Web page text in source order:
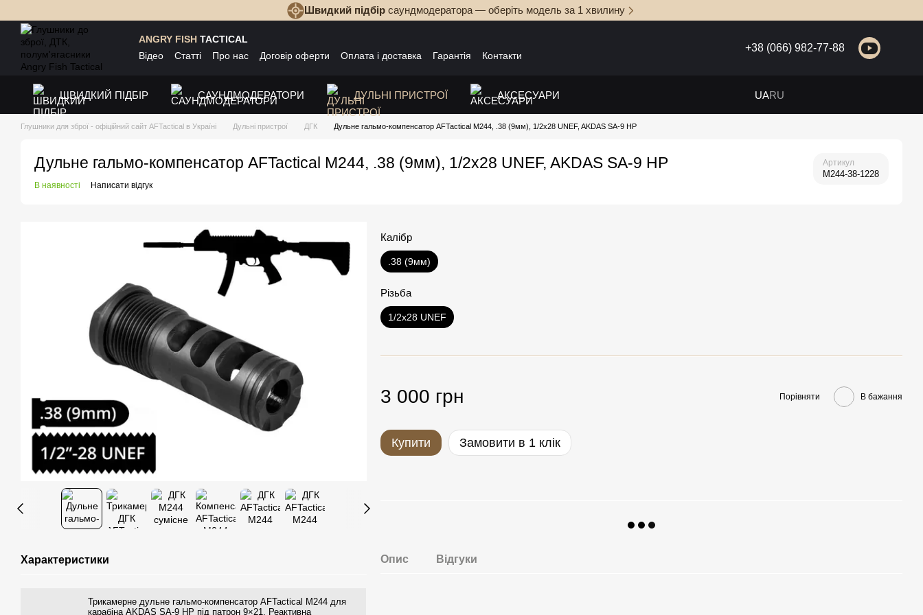
Швидкий підбірсаундмодератора — оберіть модель за 1 хвилину
ANGRY FISH TACTICAL
Відео
Статті Про нас Договір оферти Оплата і доставка Гарантія Контакти
+38 (066) 982-77-88
ШВИДКИЙ ПІДБІР САУНДМОДЕРАТОРИ ДУЛЬНІ ПРИСТРОЇ АКСЕСУАРИ UARU
Глушники для зброї - офіційний сайт AFTactical в Україні Дульні пристрої ДГК Дульне гальмо-компенсатор AFTactical M244, .38 (9мм), 1/2x28 UNEF, AKDAS SA-9 HP
Дульне гальмо-компенсатор AFTactical M244, .38 (9мм), 1/2x28 UNEF, AKDAS SA-9 HP Артикул
M244-38-1228
В наявності Написати відгук
Характеристики
Трикамерне дульне гальмо-компенсатор AFTactical M244 для
карабіна AKDAS SA-9 HP під патрон 9×21. Реактивна
Калібр
.38 (9мм)
Різьба
1/2x28 UNEF
3 000 грн Порівняти В бажання
Купити Замовити в 1 клік
Опис Відгуки